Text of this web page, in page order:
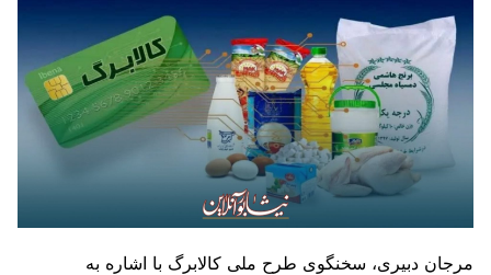
مرجان دبیری، سخنگوی طرح ملی کالابرگ با اشاره به